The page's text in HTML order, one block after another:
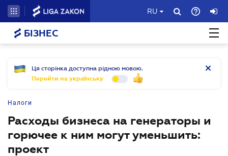
RU
БІЗНЕС
Ця сторінка доступна рідною мовою.
Перейти на українську
Налоги
Расходы бизнеса на генераторы и
горючее к ним могут уменьшить:
проект